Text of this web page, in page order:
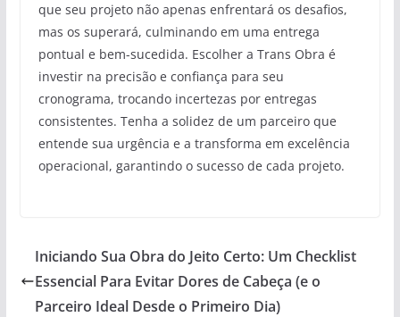
que seu projeto não apenas enfrentará os desafios,
mas os superará, culminando em uma entrega
pontual e bem-sucedida. Escolher a Trans Obra é
investir na precisão e confiança para seu
cronograma, trocando incertezas por entregas
consistentes. Tenha a solidez de um parceiro que
entende sua urgência e a transforma em excelência
operacional, garantindo o sucesso de cada projeto.
Iniciando Sua Obra do Jeito Certo: Um Checklist
Essencial Para Evitar Dores de Cabeça (e o
Parceiro Ideal Desde o Primeiro Dia)